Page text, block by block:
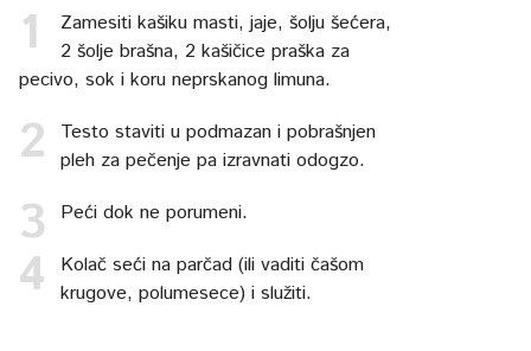
Zamesiti kašiku masti, jaje, šolju šećera,
2 šolje brašna, 2 kašičice praška za
pecivo, sok i koru neprskanog limuna.
Testo staviti u podmazan i pobrašnjen
pleh za pečenje pa izravnati odogzo.
Peći dok ne porumeni.
Kolač seći na parčad (ili vaditi čašom
krugove, polumesece) i služiti.